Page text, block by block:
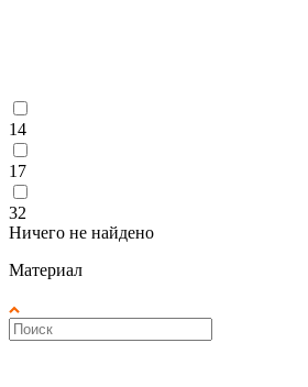
14
17
32
Ничего не найдено
Материал